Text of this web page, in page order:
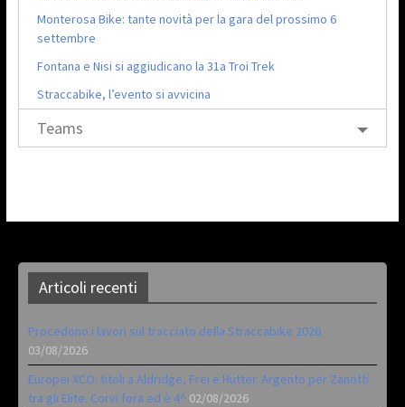
Monterosa Bike: tante novità per la gara del prossimo 6
settembre
Fontana e Nisi si aggiudicano la 31a Troi Trek
Straccabike, l’evento si avvicina
Teams
Articoli recenti
Procedono i lavori sul tracciato della Straccabike 2026
03/08/2026
Europei XCO: titoli a Aldridge, Frei e Hutter. Argento per Zanotti
tra gli Elite. Corvi fora ed è 4^ 02/08/2026